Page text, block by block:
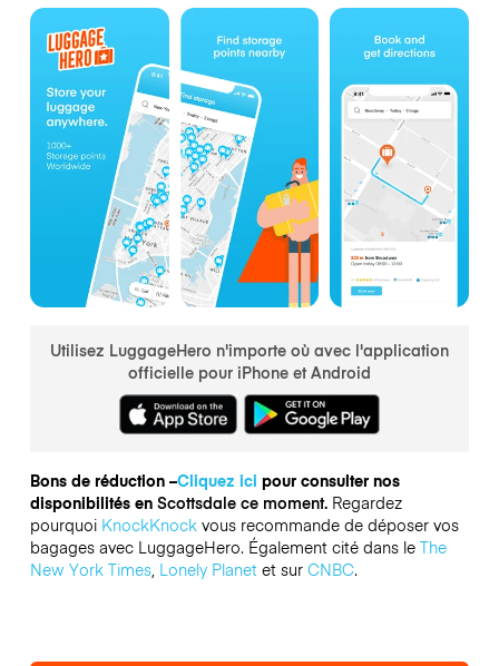
Utilisez LuggageHero n'importe où avec l'application
officielle pour iPhone et Android
Bons de réduction –Cliquez ici pour consulter nos
disponibilités en Scottsdale ce moment. Regardez
pourquoi KnockKnockvous recommande de déposer vos
bagages avec LuggageHero. Également cité dans le The
New York Times, Lonely Planetet sur CNBC.